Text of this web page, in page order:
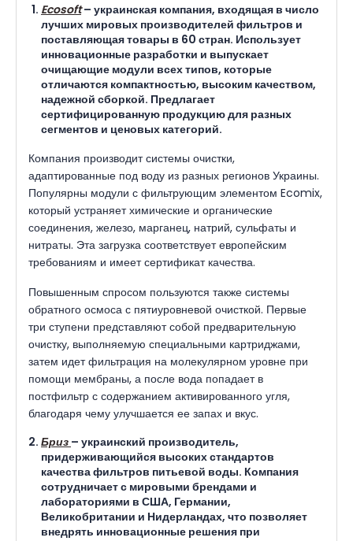
Ecosoft– украинская компания, входящая в число
лучших мировых производителей фильтров и
поставляющая товары в 60 стран. Использует
инновационные разработки и выпускает
очищающие модули всех типов, которые
отличаются компактностью, высоким качеством,
надежной сборкой. Предлагает
сертифицированную продукцию для разных
сегментов и ценовых категорий.
Компания производит системы очистки,
адаптированные под воду из разных регионов Украины.
Популярны модули с фильтрующим элементом Ecomix,
который устраняет химические и органические
соединения, железо, марганец, натрий, сульфаты и
нитраты. Эта загрузка соответствует европейским
требованиям и имеет сертификат качества.
Повышенным спросом пользуются также системы
обратного осмоса с пятиуровневой очисткой. Первые
три ступени представляют собой предварительную
очистку, выполняемую специальными картриджами,
затем идет фильтрация на молекулярном уровне при
помощи мембраны, а после вода попадает в
постфильтр с содержанием активированного угля,
благодаря чему улучшается ее запах и вкус.
Бриз – украинский производитель,
придерживающийся высоких стандартов
качества фильтров питьевой воды. Компания
сотрудничает с мировыми брендами и
лабораториями в США, Германии,
Великобритании и Нидерландах, что позволяет
внедрять инновационные решения при